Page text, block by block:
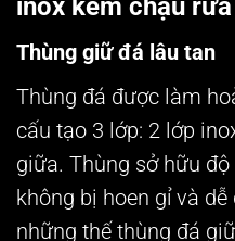
inox kèm chậu rửa
Thùng giữ đá lâu tan
Thùng đá được làm
cấu tạo 3 lớp: 2 lớp
giữa. Thùng sở hữu
không bị hoen gỉ và
những thế thùng đá